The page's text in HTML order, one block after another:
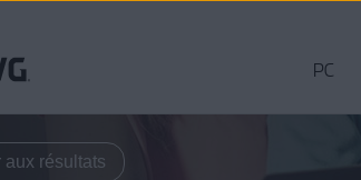
PC
aux résultats